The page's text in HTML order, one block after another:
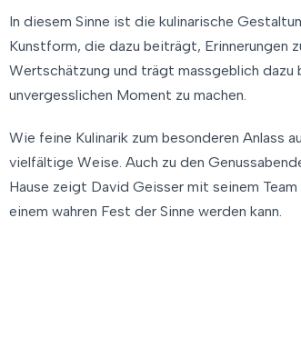
In diesem Sinne ist die kulinarische
Kunstform, die dazu beiträgt, Erinnerungen
Wertschätzung und trägt massgeblich dazu
unvergesslichen Moment zu machen.
Wie feine Kulinarik zum besonderen Anlass
vielfältige Weise. Auch zu den
Hause zeigt David Geisser mit seinem
einem wahren Fest der Sinne werden kann.